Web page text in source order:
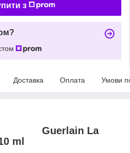
з
Доставка Оплата Умови
La
ml